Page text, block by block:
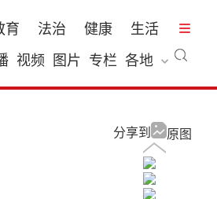
育 法治 健康
生活
视频 图片 专栏 各地
原图
分享到